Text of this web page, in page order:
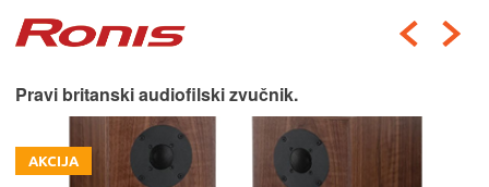
Pravi britanski audiofilski zvučnik.
AKCIJA